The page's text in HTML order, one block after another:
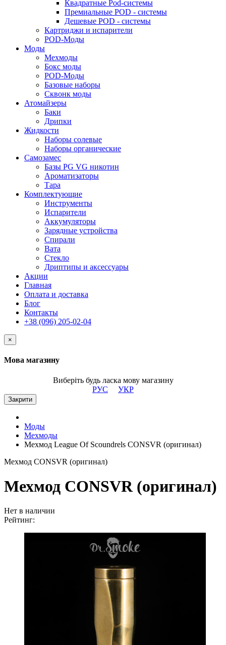
Квадратные Pod-системы
Премиальные POD - системы
Дешевые POD - системы
Картриджи и испарители
POD-Моды
Моды
Мехмоды
Бокс моды
POD-Моды
Базовые наборы
Сквонк моды
Атомайзеры
Баки
Дрипки
Жидкости
Наборы солевые
Наборы органические
Самозамес
Базы PG VG никотин
Ароматизаторы
Тара
Комплектующие
Инструменты
Испарители
Аккумуляторы
Зарядные устройства
Спирали
Вата
Стекло
Дриптипы и аксессуары
Акции
Главная
Оплата и доставка
Блог
Контакты
+38 (096) 205-02-04
×
Мова магазину
Виберіть будь ласка мову магазину
РУС
УКР
Закрити
Моды
Мехмоды
Мехмод League Of Scoundrels CONSVR (оригинал)
Мехмод CONSVR (оригинал)
Мехмод CONSVR (оригинал)
Нет в наличии
Рейтинг: